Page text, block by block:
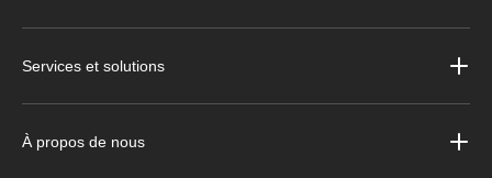
Services et solutions
À propos de nous